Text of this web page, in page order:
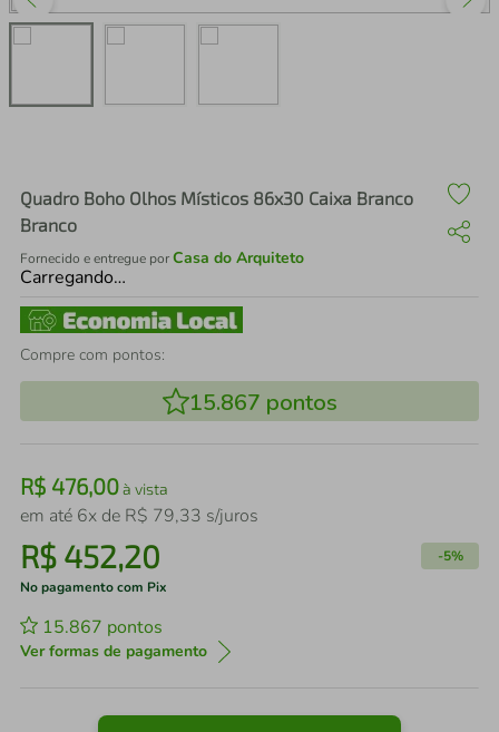
Quadro Boho Olhos Místicos 86x30 Caixa Branco
Branco
Fornecido e entregue porCasa do Arquiteto
Carregando…
Compre com pontos:
15.867 pontos
R$ 476,00à vista
em até 6x de R$ 79,33 s/juros
R$ 452,20 -5%
No pagamento com Pix
15.867 pontos
Ver formas de pagamento
perfume